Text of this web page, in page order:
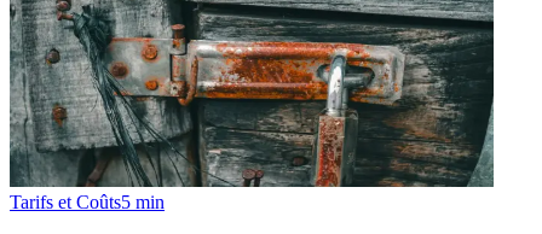
Tarifs et Coûts5 min